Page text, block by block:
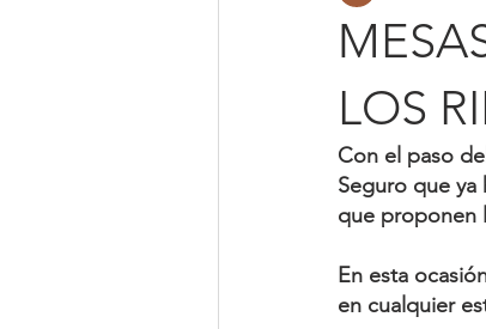
LOS
Con el paso
Seguro que
que proponen
En esta
en cualquier